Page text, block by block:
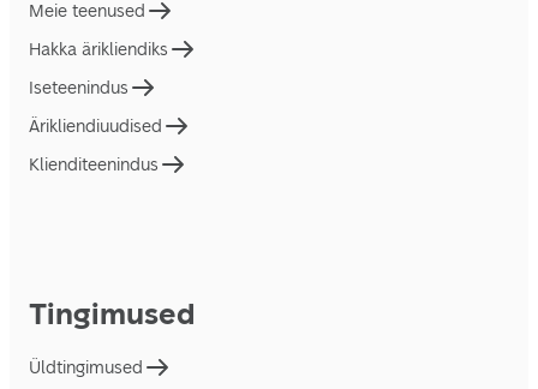
Meie teenused
Hakka ärikliendiks
Iseteenindus
Ärikliendiuudised
Klienditeenindus
Tingimused
Üldtingimused